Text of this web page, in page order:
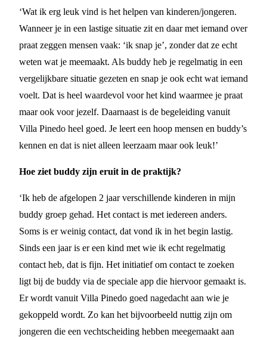
‘Wat ik erg leuk vind is het helpen van kinderen/jongeren.
Wanneer je in een lastige situatie zit en daar met iemand over
praat zeggen mensen vaak: ‘ik snap je’, zonder dat ze echt
weten wat je meemaakt. Als buddy heb je regelmatig in een
vergelijkbare situatie gezeten en snap je ook echt wat iemand
voelt. Dat is heel waardevol voor het kind waarmee je praat
maar ook voor jezelf. Daarnaast is de begeleiding vanuit
Villa Pinedo heel goed. Je leert een hoop mensen en buddy’s
kennen en dat is niet alleen leerzaam maar ook leuk!’
Hoe ziet buddy zijn eruit in de praktijk?
‘Ik heb de afgelopen 2 jaar verschillende kinderen in mijn
buddy groep gehad. Het contact is met iedereen anders.
Soms is er weinig contact, dat vond ik in het begin lastig.
Sinds een jaar is er een kind met wie ik echt regelmatig
contact heb, dat is fijn. Het initiatief om contact te zoeken
ligt bij de buddy via de speciale app die hiervoor gemaakt is.
Er wordt vanuit Villa Pinedo goed nagedacht aan wie je
gekoppeld wordt. Zo kan het bijvoorbeeld nuttig zijn om
jongeren die een vechtscheiding hebben meegemaakt aan